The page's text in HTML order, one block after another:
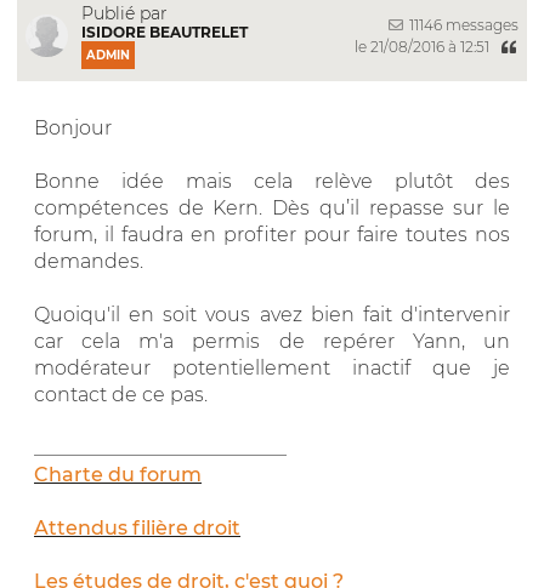
Publié par
ISIDORE BEAUTRELET
ADMIN
11146 messages
le 21/08/2016 à 12:51
Bonjour
Bonne idée mais cela relève plutôt des
compétences de Kern. Dès qu’il repasse sur le
forum, il faudra en profiter pour faire toutes nos
demandes.
Quoiqu'il en soit vous avez bien fait d'intervenir
car cela m'a permis de repérer Yann, un
modérateur potentiellement inactif que je
contact de ce pas.
Charte du forum
Attendus filière droit
Les études de droit, c'est quoi ?